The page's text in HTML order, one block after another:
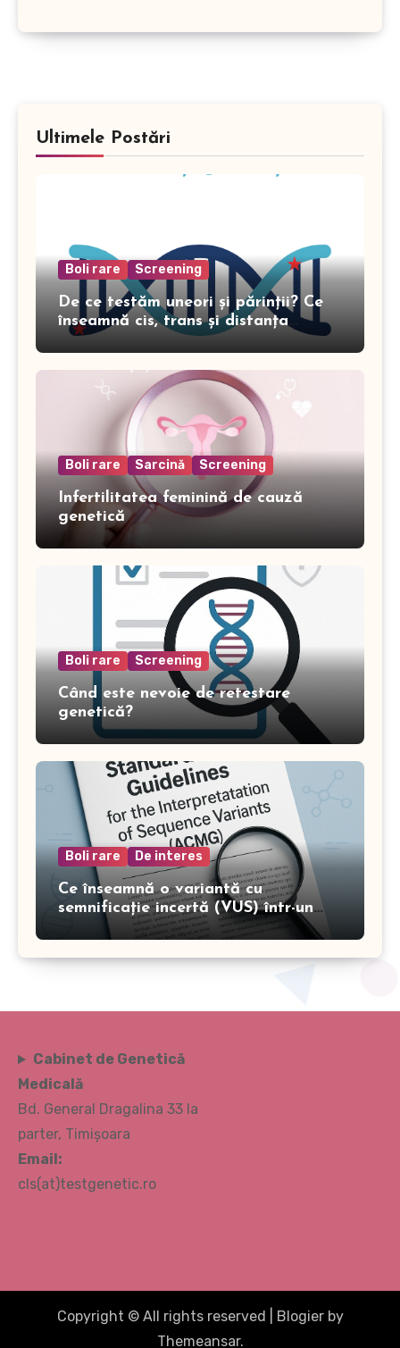
Ultimele Postări
Boli rare Screening
De ce testăm uneori și părinții? Ce
înseamnă cis, trans și distanța
genomică în genetică
Boli rare Sarcină Screening
Infertilitatea feminină de cauză
genetică
Boli rare Screening
Când este nevoie de retestare
genetică?
Boli rare De interes
Ce înseamnă o variantă cu
semnificație incertă (VUS) într-un
test genetic?
Cabinet de Genetică
Medicală
Bd. General Dragalina 33 la
parter, Timișoara
Email:
cls(at)testgenetic.ro
Copyright © All rights reserved Blogierby
Themeansar.